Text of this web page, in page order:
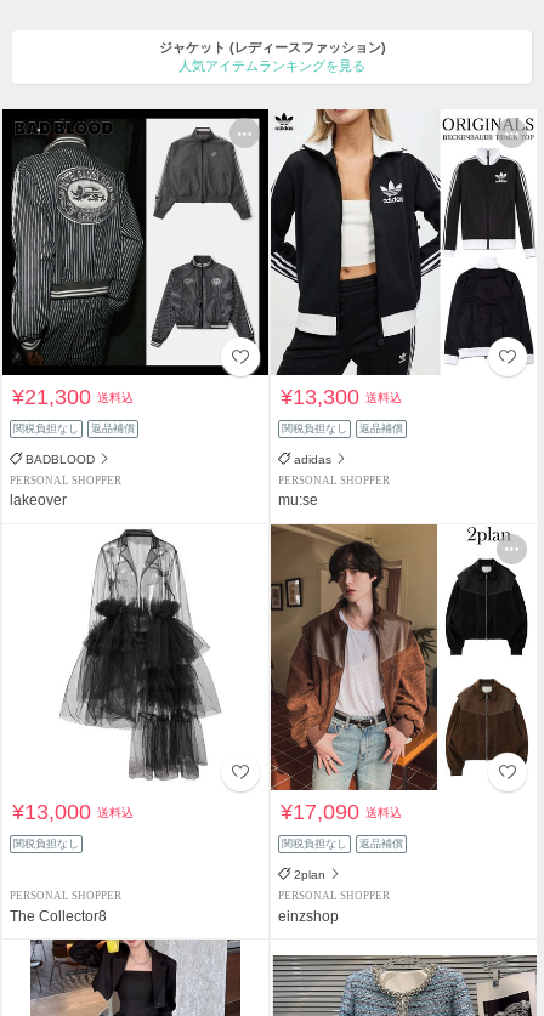
ジャケット (レディースファッション)
人気アイテムランキングを見る
¥21,300送料込
関税負担なし 返品補償
BADBLOOD
PERSONAL SHOPPER
lakeover
¥13,300送料込
関税負担なし 返品補償
adidas
PERSONAL SHOPPER
mu:se
¥13,000送料込
関税負担なし
PERSONAL SHOPPER
The Collector8
¥17,090送料込
関税負担なし 返品補償
2plan
PERSONAL SHOPPER
einzshop